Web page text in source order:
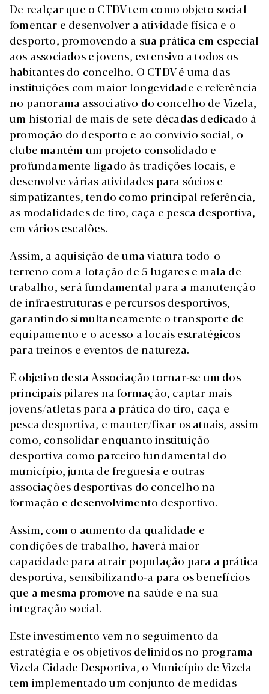
De realçar que o CTDV tem como objeto social
fomentar e desenvolver a atividade física e o
desporto, promovendo a sua prática em especial
aos associados e jovens, extensivo a todos os
habitantes do concelho. O CTDV é uma das
instituições com maior longevidade e referência
no panorama associativo do concelho de Vizela,
um historial de mais de sete décadas dedicado à
promoção do desporto e ao convívio social, o
clube mantém um projeto consolidado e
profundamente ligado às tradições locais, e
desenvolve várias atividades para sócios e
simpatizantes, tendo como principal referência,
as modalidades de tiro, caça e pesca desportiva,
em vários escalões.
Assim, a aquisição de uma viatura todo-o-
terreno com a lotação de 5 lugares e mala de
trabalho, será fundamental para a manutenção
de infraestruturas e percursos desportivos,
garantindo simultaneamente o transporte de
equipamento e o acesso a locais estratégicos
para treinos e eventos de natureza.
É objetivo desta Associação tornar-se um dos
principais pilares na formação, captar mais
jovens/atletas para a prática do tiro, caça e
pesca desportiva, e manter/fixar os atuais, assim
como, consolidar enquanto instituição
desportiva como parceiro fundamental do
município, junta de freguesia e outras
associações desportivas do concelho na
formação e desenvolvimento desportivo.
Assim, com o aumento da qualidade e
condições de trabalho, haverá maior
capacidade para atrair população para a prática
desportiva, sensibilizando-a para os benefícios
que a mesma promove na saúde e na sua
integração social.
Este investimento vem no seguimento da
estratégia e os objetivos definidos no programa
Vizela Cidade Desportiva, o Município de Vizela
tem implementado um conjunto de medidas